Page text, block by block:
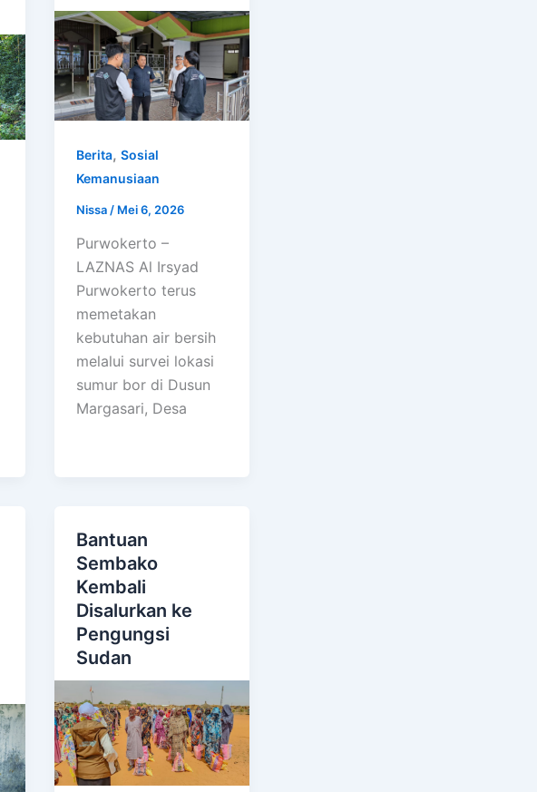
Berita, Sosial
Kemanusiaan
Nissa / Mei 6, 2026
Purwokerto –
LAZNAS Al Irsyad
Purwokerto terus
memetakan
kebutuhan air bersih
melalui survei lokasi
sumur bor di Dusun
Margasari, Desa
Bantuan
Sembako
Kembali
Disalurkan ke
Pengungsi
Sudan